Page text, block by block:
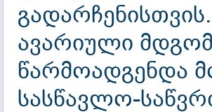
ავარიული
წარმოადგენდა
სასწავლო-